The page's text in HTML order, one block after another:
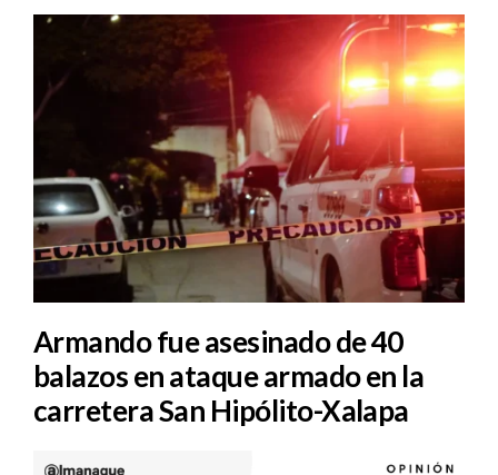
Armando fue asesinado de 40
balazos en ataque armado en la
carretera San Hipólito-Xalapa